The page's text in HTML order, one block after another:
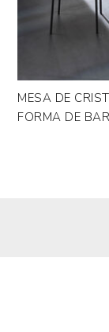
MESA DE
FORMA DE